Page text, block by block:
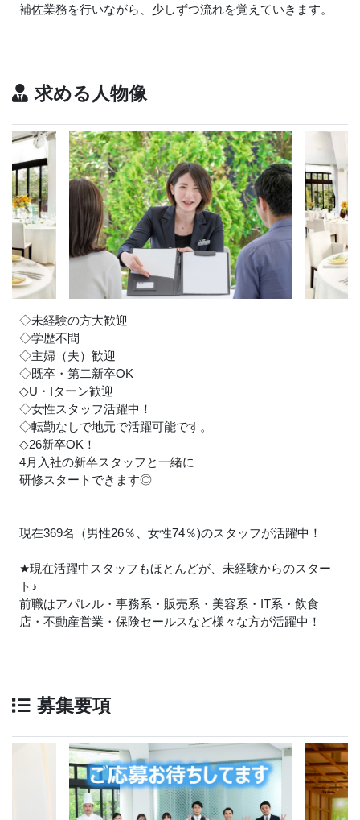
補佐業務を行いながら、少しずつ流れを覚えていきます。
求める人物像
◇未経験の方大歓迎
◇学歴不問
◇主婦（夫）歓迎
◇既卒・第二新卒OK
◇U・Iターン歓迎
◇女性スタッフ活躍中！
◇転勤なしで地元で活躍可能です。
◇26新卒OK！
4月入社の新卒スタッフと一緒に
研修スタートできます◎
現在369名（男性26％、女性74％)のスタッフが活躍中！
★現在活躍中スタッフもほとんどが、未経験からのスター
ト ♪
前職はアパレル・事務系・販売系・美容系・IT系・飲食
店・不動産営業・保険セールスなど様々な方が活躍中！
募集要項